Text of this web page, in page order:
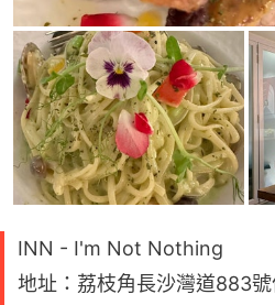
INN - I'm Not Nothing
地址：荔枝角長沙灣道883